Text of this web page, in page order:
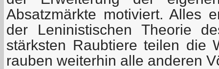
Absatzmärkte motiviert. Alles
der Leninistischen Theorie
stärksten Raubtiere teilen die
rauben weiterhin alle anderen